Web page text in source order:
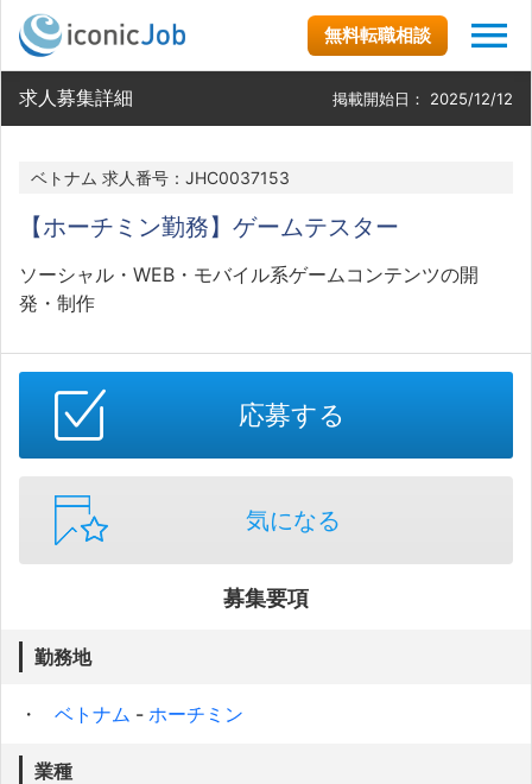
無料転職相談
求人募集詳細 掲載開始日： 2025/12/12
ベトナム 求人番号：JHC0037153
【ホーチミン勤務】ゲームテスター
ソーシャル・WEB・モバイル系ゲームコンテンツの開
発・制作
応募する
気になる
募集要項
勤務地
ベトナム - ホーチミン
業種